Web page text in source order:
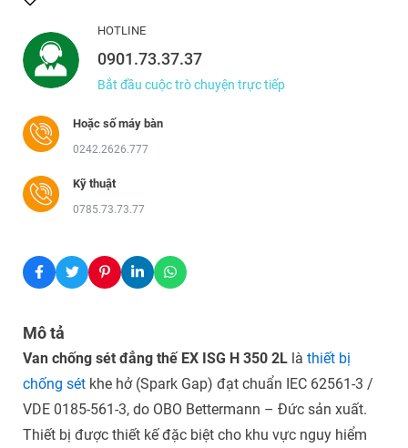
HOTLINE
0901.73.37.37
Bắt đầu cuộc trò chuyện trực tiếp
Hoặc số máy bàn
0242.2626.777
Kỹ thuật
0785.73.73.77
Mô tả
Van chống sét đẳng thế EX ISG H 350 2Llà thiết bị
chống sét khe hở (Spark Gap) đạt chuẩn IEC 62561-3 /
VDE 0185-561-3, do OBO Bettermann – Đức sản xuất.
Thiết bị được thiết kế đặc biệt cho khu vực nguy hiểm